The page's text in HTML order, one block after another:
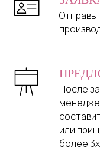
После
или
более